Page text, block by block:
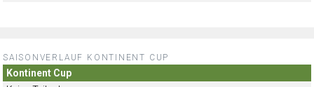
SAISONVERLAUF KONTINENT CUP
Kontinent Cup